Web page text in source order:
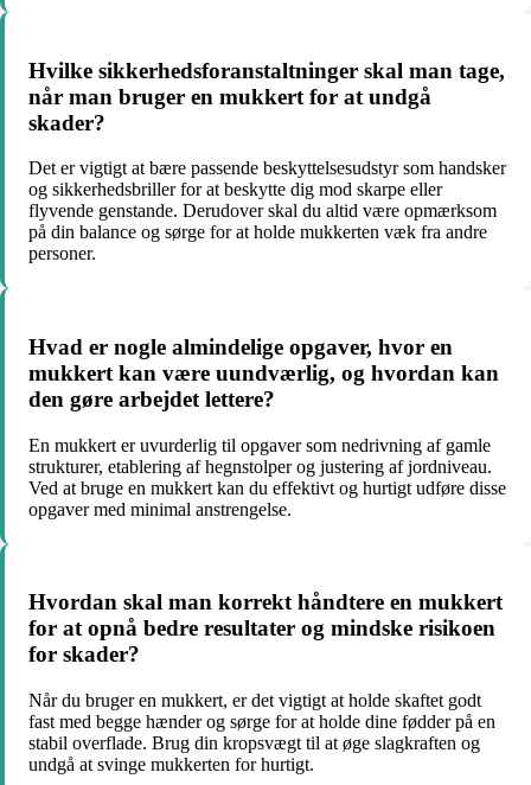
Hvilke sikkerhedsforanstaltninger skal man tage,
når man bruger en mukkert for at undgå
skader?
Det er vigtigt at bære passende beskyttelsesudstyr som handsker
og sikkerhedsbriller for at beskytte dig mod skarpe eller
flyvende genstande. Derudover skal du altid være opmærksom
på din balance og sørge for at holde mukkerten væk fra andre
personer.
Hvad er nogle almindelige opgaver, hvor en
mukkert kan være uundværlig, og hvordan kan
den gøre arbejdet lettere?
En mukkert er uvurderlig til opgaver som nedrivning af gamle
strukturer, etablering af hegnstolper og justering af jordniveau.
Ved at bruge en mukkert kan du effektivt og hurtigt udføre disse
opgaver med minimal anstrengelse.
Hvordan skal man korrekt håndtere en mukkert
for at opnå bedre resultater og mindske risikoen
for skader?
Når du bruger en mukkert, er det vigtigt at holde skaftet godt
fast med begge hænder og sørge for at holde dine fødder på en
stabil overflade. Brug din kropsvægt til at øge slagkraften og
undgå at svinge mukkerten for hurtigt.